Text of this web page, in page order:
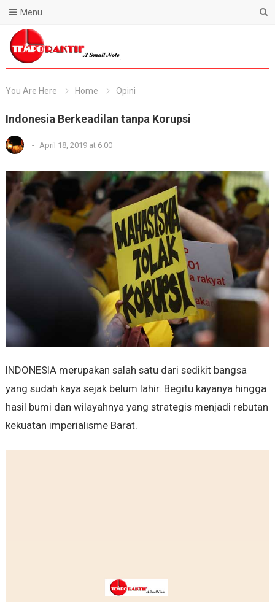
Blog Temporaktif
Menu
You Are Here Home Opini
Indonesia Berkeadilan tanpa Korupsi
- April 18, 2019 at 6:00
INDONESIA merupakan salah satu dari sedikit bangsa
yang sudah kaya sejak belum lahir. Begitu kayanya hingga
hasil bumi dan wilayahnya yang strategis menjadi rebutan
kekuatan imperialisme Barat.